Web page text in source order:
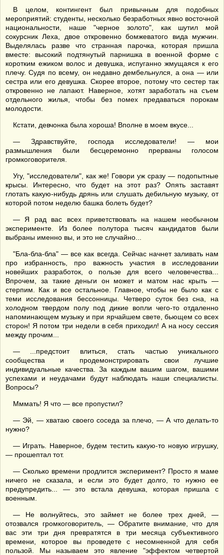
В целом, контингент был привычным для подобных
мероприятий: студенты, несколько безработных явно восточной
национальности, наше "черное золото", как шутил мой
сокурсник Леха, двое откровенно бомжеватого вида мужчин.
Выделялась разве что странная парочка, которая пришла
вместе: высокий подтянутый парнишка в военной форме с
коротким ежиком волос и девушка, испуганно жмущаяся к его
плечу. Судя по всему, он недавно дембельнулся, а она — или
сестра или его девушка. Скорее второе, потому что сестер так
откровенно не лапают. Наверное, хотят заработать на съем
отдельного жилья, чтобы без помех предаваться порокам
молодости.
Кстати, девчонка была хороша! Вполне в моем вкусе...
— Здравствуйте, господа исследователи! — мои
размышления были бесцеремонно прерваны голосом
громкоговорителя.
Угу, "исследователи", как же! Говори уж сразу — подопытные
крысы. Интересно, что будет на этот раз? Опять заставят
глотать какую-нибудь дрянь или слушать дебильную музыку, от
которой потом неделю башка болеть будет?
— Я рад вас всех приветствовать на нашем необычном
эксперименте. Из более полутора тысяч кандидатов были
выбраны именно вы, и это не случайно...
"Бла-бла-бла" — все как всегда. Сейчас начнет заливать нам
про избранность, про важность участия в исследовании
новейших разработок, о пользе для всего человечества...
Впрочем, за такие деньги он может и матом нас крыть —
стерпим. Как и все остальное. Главное, чтобы не было как с
теми исследования бессонницы. Четверо суток без сна, на
холодном твердом полу под дикие вопли чего-то отдаленно
напоминающем музыку и при ярчайшем свете, бьющем со всех
сторон! Я потом три недели в себя приходил! А на носу сессия
между прочим...
— ...предстоит влиться, стать частью уникального
сообщества и продемонстрировать свои лучшие
индивидуальные качества. За каждым вашим шагом, вашими
успехами и неудачами будут наблюдать наши специалисты.
Вопросы?
Мммать! Я что — все пропустил?
— Эй, — хватаю своего соседа за плечо, — А что делать-то
нужно?
— Играть. Наверное, будем тестить какую-то новую игрушку,
— прошептал тот.
— Сколько времени продлится эксперимент? Просто я маме
ничего не сказала, и если это будет долго, то нужно ее
предупредить... — это встала девушка, которая пришла с
военным.
— Не волнуйтесь, это займет не более трех дней, —
отозвался громкоговоритель, — Обратите внимание, что для
вас эти три дня превратятся в три месяца субъективного
времени, которое вы проведете с несомненной для себя
пользой. Мы называем это явление "эффектом четвертой